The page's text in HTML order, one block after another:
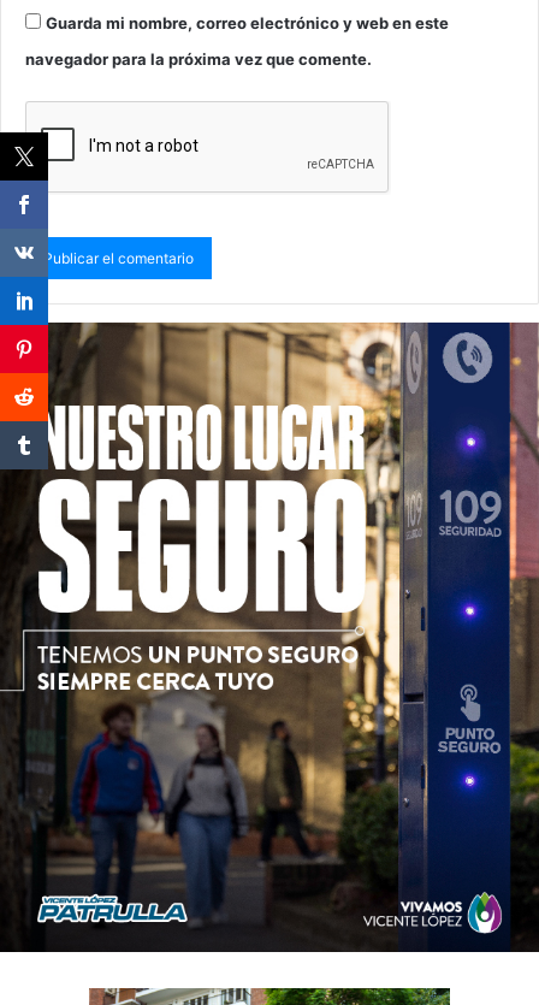
Guarda mi nombre, correo electrónico y web en este
navegador para la próxima vez que comente.